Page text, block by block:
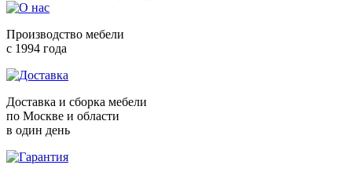
Производство мебели
с 1994 года
Доставка и сборка мебели
по Москве и области
в один день